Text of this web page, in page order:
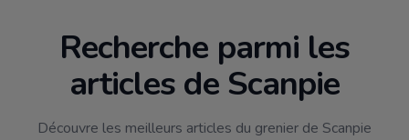
Recherche parmi les
articles de Scanpie
Découvre les meilleurs articles du grenier de Scanpie